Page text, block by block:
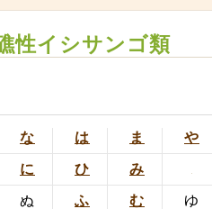
性イシサンゴ類
な
に
ぬ
は
ひ
ふ
ま
み
む
や
ゆ